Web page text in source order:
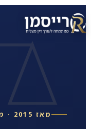
מאז 2015 · מעל 9,000 בוגרים שעברו